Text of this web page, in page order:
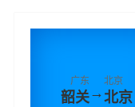
广东
韶关→
北京
北京